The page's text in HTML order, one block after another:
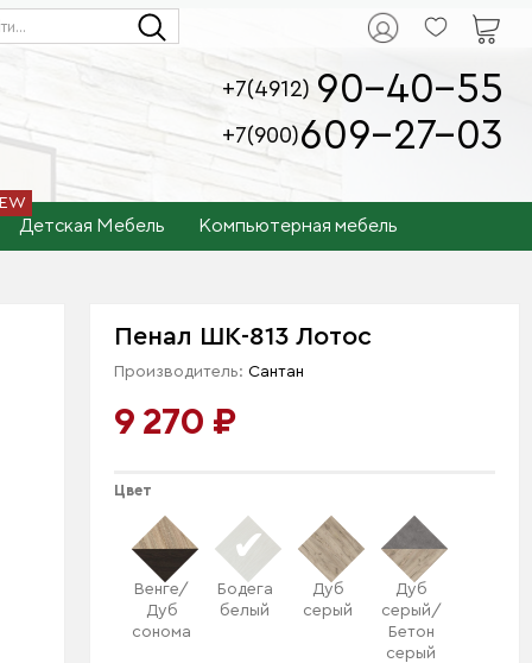
+7(4912) 90-40-55
+7(900)609-27-03
Детская Мебель Компьютерная мебель
Пенал ШК-813 Лотос
Производитель:Сантан
9 270 ₽
Цвет
Венге/
Дуб
сонома
Бодега
белый
Дуб
серый
Дуб
серый/
Бетон
серый